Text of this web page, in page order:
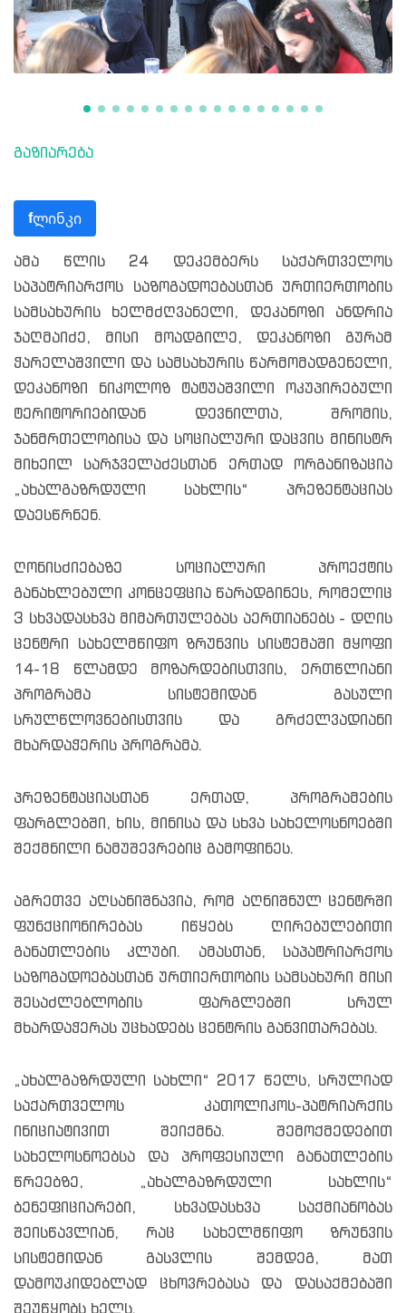
გაზიარება
fლინკი
ამა წლის 24 დეკემბერს საქართველოს
საპატრიარქოს საზოგადოებასთან ურთიერთობის
სამსახურის ხელმძღვანელი, დეკანოზი ანდრია
ჯაღმაიძე, მისი მოადგილე, დეკანოზი გურამ
ჭარელაშვილი და სამსახურის წარმომადგენელი,
დეკანოზი ნიკოლოზ ტატუაშვილი ოკუპირებული
ტერიტორიებიდან დევნილთა, შრომის,
ჯანმრთელობისა და სოციალური დაცვის მინისტრ
მიხეილ სარჯველაძესთან ერთად ორგანიზაცია
„ახალგაზრდული სახლის“ პრეზენტაციას
დაესწრნენ.
ღონისძიებაზე სოციალური პროექტის
განახლებული კონცეფცია წარადგინეს, რომელიც
3 სხვადასხვა მიმართულებას აერთიანებს - დღის
ცენტრი სახელმწიფო ზრუნვის სისტემაში მყოფი
14-18 წლამდე მოზარდებისთვის, ერთწლიანი
პროგრამა სისტემიდან გასული
სრულწლოვნებისთვის და გრძელვადიანი
მხარდაჭერის პროგრამა.
პრეზენტაციასთან ერთად, პროგრამების
ფარგლებში, ხის, მინისა და სხვა სახელოსნოებში
შექმნილი ნამუშევრებიც გამოფინეს.
აგრეთვე აღსანიშნავია, რომ აღნიშნულ ცენტრში
ფუნქციონირებას იწყებს ღირებულებითი
განათლების კლუბი. ამასთან, საპატრიარქოს
საზოგადოებასთან ურთიერთობის სამსახური მისი
შესაძლებლობის ფარგლებში სრულ
მხარდაჭერას უცხადებს ცენტრის განვითარებას.
„ახალგაზრდული სახლი“ 2017 წელს, სრულიად
საქართველოს კათოლიკოს-პატრიარქის
ინიციატივით შეიქმნა. შემოქმედებით
სახელოსნოებსა და პროფესიული განათლების
წრეებზე, „ახალგაზრდული სახლის“
ბენეფიციარები, სხვადასხვა საქმიანობას
შეისწავლიან, რაც სახელმწიფო ზრუნვის
სისტემიდან გასვლის შემდეგ, მათ
დამოუკიდებლად ცხოვრებასა და დასაქმებაში
შეუწყობს ხელს.